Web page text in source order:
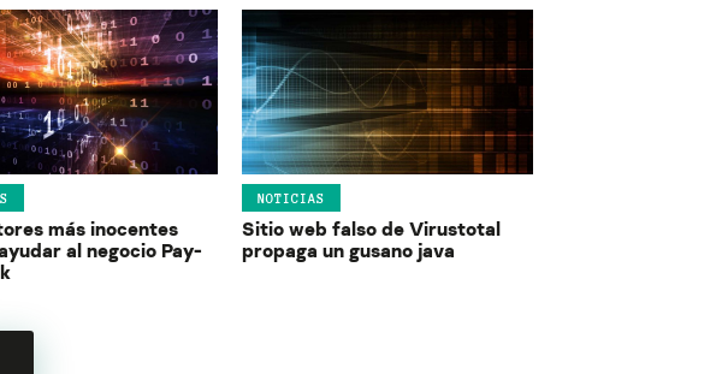
más inocentes
al negocio Pay-
NOTICIAS
Sitio web falso de Virustotal
propaga un gusano java